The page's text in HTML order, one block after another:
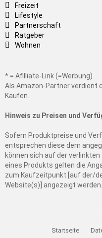
Freizeit
Lifestyle
Partnerschaft
Ratgeber
Wohnen
* = Afilliate-Link (=Werbung)
Als Amazon-Partner verdient
Käufen.
Hinweis zu Preisen und
Sofern Produktpreise und
entsprechen diese dem
können sich auf der
eines Produkts gelten die
zum Kaufzeitpunkt [auf der/
Website(s)] angezeigt werden.
Startseite